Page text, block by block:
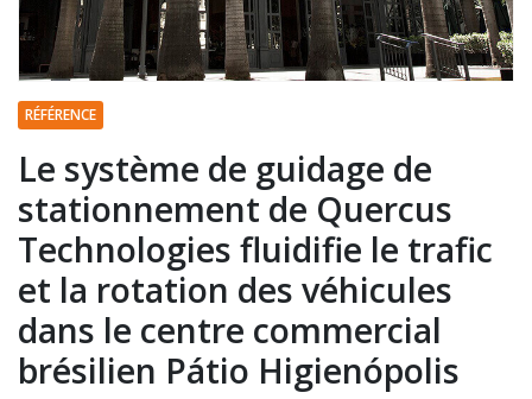
RÉFÉRENCE
Le système de guidage de
stationnement de Quercus
Technologies fluidifie le trafic
et la rotation des véhicules
dans le centre commercial
brésilien Pátio Higienópolis